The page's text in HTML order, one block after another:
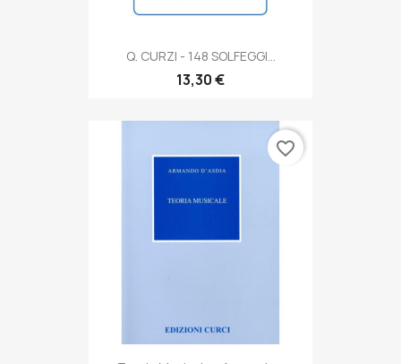
Q. CURZI - 148 SOLFEGGI...
13,30 €
favorite_border